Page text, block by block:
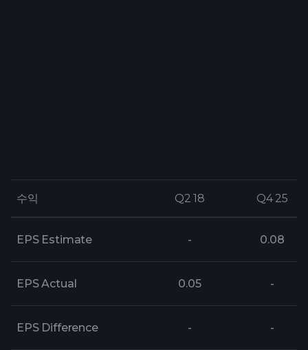
수익 Q2 18 Q4 25
수익 Q2 18 Q4 25
EPS Estimate - 0.08
EPS Actual 0.05 -
EPS Difference - -